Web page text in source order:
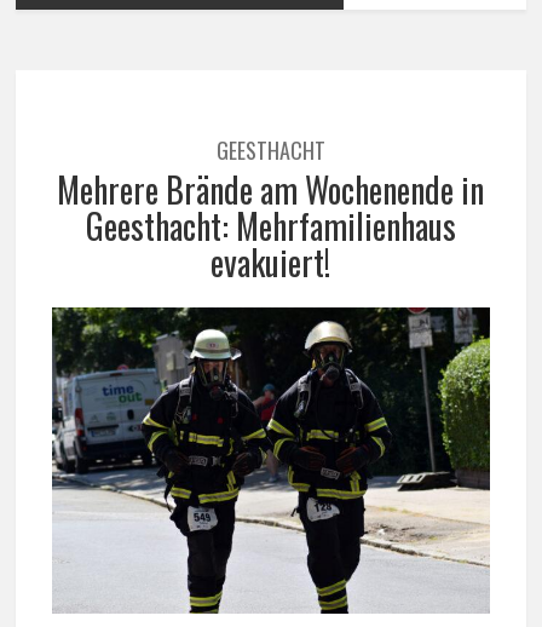
GEESTHACHT
Mehrere Brände am Wochenende in
Geesthacht: Mehrfamilienhaus
evakuiert!